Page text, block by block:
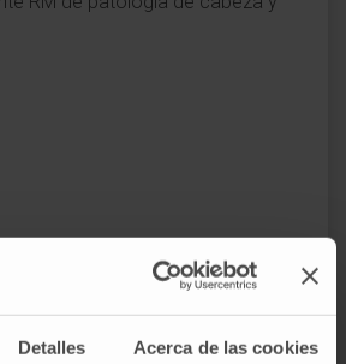
Detalles Acerca de las cookies
docencia de estudiantes de
Universidad Francisco de